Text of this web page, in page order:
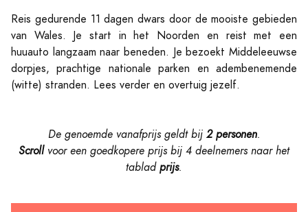
Reis gedurende 11 dagen dwars door de mooiste gebieden
van Wales. Je start in het Noorden en reist met een
huuauto langzaam naar beneden. Je bezoekt Middeleeuwse
dorpjes, prachtige nationale parken en adembenemende
(witte) stranden. Lees verder en overtuig jezelf.
De genoemde vanafprijs geldt bij 2 personen.
Scroll voor een goedkopere prijs bij 4 deelnemers naarhet
tablad prijs.